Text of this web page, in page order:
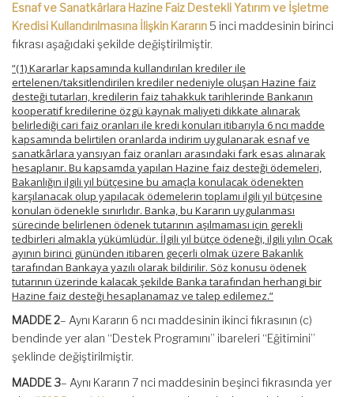
Esnaf ve Sanatkârlara Hazine Faiz Destekli Yatırım ve İşletme
Kredisi Kullandırılmasına İlişkin Kararın5 inci maddesinin birinci
fıkrası aşağıdaki şekilde değiştirilmiştir.
“(1) Kararlar kapsamında kullandırılan krediler ile
ertelenen/taksitlendirilen krediler nedeniyle oluşan Hazine faiz
desteği tutarları, kredilerin faiz tahakkuk tarihlerinde Bankanın
kooperatif kredilerine özgü kaynak maliyeti dikkate alınarak
belirlediği cari faiz oranları ile kredi konuları itibarıyla 6 ncı madde
kapsamında belirtilen oranlarda indirim uygulanarak esnaf ve
sanatkârlara yansıyan faiz oranları arasındaki fark esas alınarak
hesaplanır. Bu kapsamda yapılan Hazine faiz desteği ödemeleri,
Bakanlığın ilgili yıl bütçesine bu amaçla konulacak ödenekten
karşılanacak olup yapılacak ödemelerin toplamı ilgili yıl bütçesine
konulan ödenekle sınırlıdır. Banka, bu Kararın uygulanması
sürecinde belirlenen ödenek tutarının aşılmaması için gerekli
tedbirleri almakla yükümlüdür. İlgili yıl bütçe ödeneği, ilgili yılın Ocak
ayının birinci gününden itibaren geçerli olmak üzere Bakanlık
tarafından Bankaya yazılı olarak bildirilir. Söz konusu ödenek
tutarının üzerinde kalacak şekilde Banka tarafından herhangi bir
Hazine faiz desteği hesaplanamaz ve talep edilemez.”
MADDE 2– Aynı Kararın 6 ncı maddesinin ikinci fıkrasının (c)
bendinde yer alan “Destek Programını” ibareleri “Eğitimini”
şeklinde değiştirilmiştir.
MADDE 3– Aynı Kararın 7 nci maddesinin beşinci fıkrasında yer